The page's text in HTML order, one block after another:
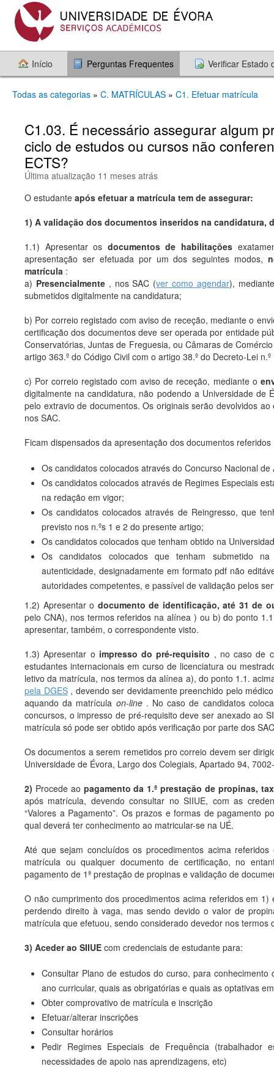
Início Perguntas Frequentes Verificar Estado
Todas as categorias » C. MATRÍCULAS » C1. Efetuar matrícula
C1.03. É necessário assegurar algum
ciclo de estudos ou cursos não
ECTS?
Última atualização 11 meses atrás
O estudante após efetuar a matrícula tem de assegurar:
1) A validação dos documentos inseridos na candidatura,
1.1) Apresentar os documentos de habilitações
apresentação ser efetuada por um dos seguintes modos,
matrícula :
a) Presencialmente, nos SAC (ver como agendar),
submetidos digitalmente na candidatura;
b) Por correio registado com aviso de receção, mediante o
certificação dos documentos deve ser operada por entidade
Conservatórias, Juntas de Freguesia, ou Câmaras de
artigo 363.º do Código Civil com o artigo 38.º do Decreto-Lei
c) Por correio registado com aviso de receção, mediante o
digitalmente na candidatura, não podendo a Universidade de
pelo extravio de documentos. Os originais serão devolvidos
nos SAC.
Ficam dispensados da apresentação dos documentos
Os candidatos colocados através do Concurso Nacional de
Os candidatos colocados através de Regimes Especiais
na redação em vigor;
Os candidatos colocados através de Reingresso, que
previsto nos n.ºs 1 e 2 do presente artigo;
Os candidatos colocados que tenham obtido na
Os candidatos colocados que tenham submetido
autenticidade, designadamente em formato pdf não
autoridades competentes, e passível de validação pelos
1.2) Apresentar o documento de identificação, até 31 de
pelo CNA), nos termos referidos na alínea ) ou b) do ponto
apresentar, também, o correspondente visto.
1.3) Apresentar o impresso do pré-requisito , no caso de
estudantes internacionais em curso de licenciatura ou
letivo da matrícula, nos termos da alínea a), do ponto 1.1.
pela DGES, devendo ser devidamente preenchido pelo
aquando da matrícula on-line. No caso de candidatos
concursos, o impresso de pré-requisito deve ser anexado ao
matrícula só pode ser obtido após verificação por parte dos
Os documentos a serem remetidos pro correio devem ser
Universidade de Évora, Largo dos Colegiais, Apartado 94,
2) Procede ao pagamento da 1.ª prestação de propinas,
após matrícula, devendo consultar no SIIUE, com as
“Valores a Pagamento”. Os prazos e formas de pagamento
qual deverá ter conhecimento ao matricular-se na UÉ.
Até que sejam concluídos os procedimentos acima
matrícula ou qualquer documento de certificação, no
pagamento de 1ª prestação de propinas e validação de
O não cumprimento dos procedimentos acima referidos em
perdendo direito à vaga, mas sendo devido o valor de
matrícula que efetuou, sendo considerado devedor nos termos
3) Aceder ao SIIUE com credenciais de estudante para:
Consultar Plano de estudos do curso, para
ano curricular, quais as obrigatórias e quais as optativas
Obter comprovativo de matrícula e inscrição
Efetuar/alterar inscrições
Consultar horários
Pedir Regimes Especiais de Frequência (trabalhador
necessidades de apoio nas aprendizagens, etc)